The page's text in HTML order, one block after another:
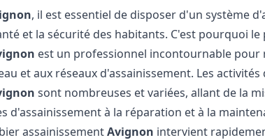
, il est essentiel de disposer d'un système
et la sécurité des habitants. C'est pourquoi
est un professionnel incontournable pour
et aux réseaux d'assainissement. Les
sont nombreuses et variées, allant de la
d'assainissement à la réparation et à la
assainissementAvignon intervient